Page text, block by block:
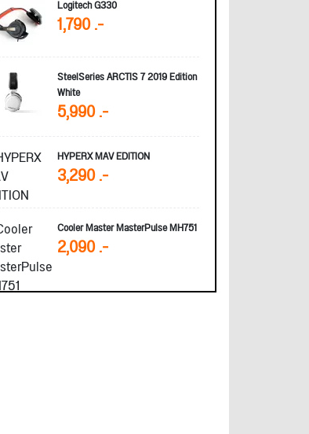
Logitech G330
1,790 .-
SteelSeries ARCTIS 7 2019 Edition
White
5,990 .-
HYPERX MAV EDITION
3,290 .-
Cooler Master MasterPulse MH751
2,090 .-